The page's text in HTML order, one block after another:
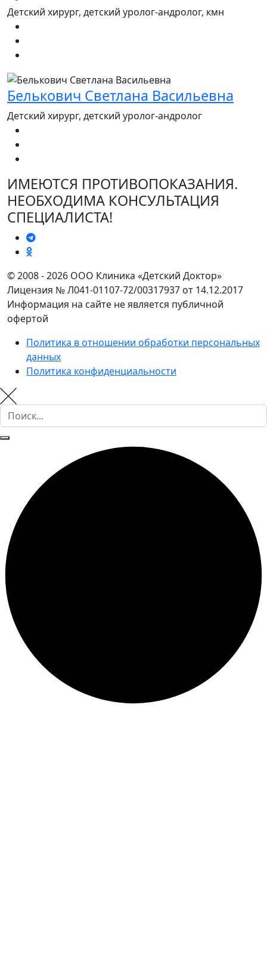
Детский хирург, детский уролог-андролог, кмн
Белькович Светлана Васильевна
Детский хирург, детский уролог-андролог
ИМЕЮТСЯ ПРОТИВОПОКАЗАНИЯ.
НЕОБХОДИМА КОНСУЛЬТАЦИЯ
СПЕЦИАЛИСТА!
© 2008 - 2026 ООО Клиника «Детский Доктор»
Лицензия № Л041-01107-72/00317937 от 14.12.2017
Информация на сайте не является публичной
офертой
Политика в отношении обработки персональных
данных
Политика конфиденциальности